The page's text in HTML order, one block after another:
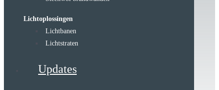
Lichtoplossingen
Lichtbanen
Lichtstraten
Updates